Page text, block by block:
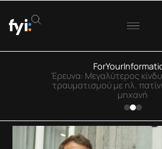
ΟΟΣΑ: Στην Ελλάδα η
πραγματικού